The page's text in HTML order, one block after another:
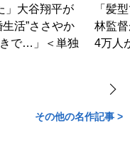
」大谷翔平が
活”ささやか
で…」＜単独
「髪
林監
4万人
その他の名作記事 >